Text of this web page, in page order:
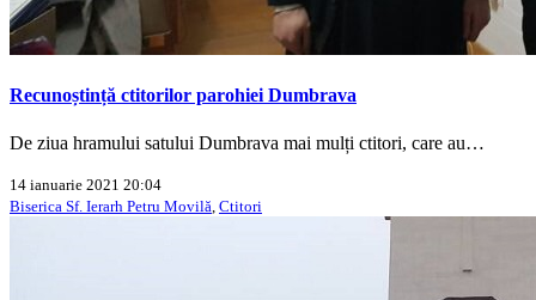
Recunoștință ctitorilor parohiei Dumbrava
De ziua hramului satului Dumbrava mai mulți ctitori, care au…
14 ianuarie 2021 20:04
Biserica Sf. Ierarh Petru Movilă Ctitori